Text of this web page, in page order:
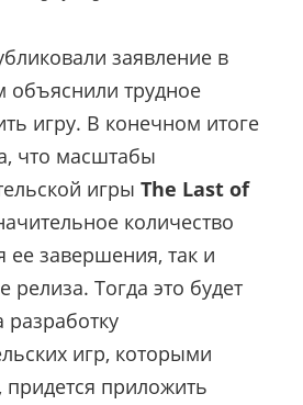
заявление в
объяснили трудное
игру. В конечном итоге
что масштабы
игры The Last of
количество
ее завершения, так и
релиза. Тогда это будет
разработку
игр, которыми
придется приложить